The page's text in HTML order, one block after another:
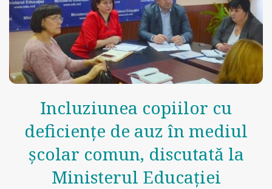
Incluziunea copiilor cu
deficiențe de auz în mediul
școlar comun, discutată la
Ministerul Educației